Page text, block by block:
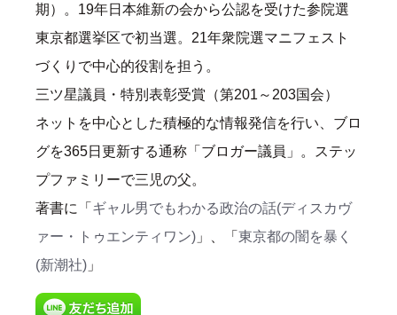
期）。19年日本維新の会から公認を受けた参院選
東京都選挙区で初当選。21年衆院選マニフェスト
づくりで中心的役割を担う。
三ツ星議員・特別表彰受賞（第201～203国会）
ネットを中心とした積極的な情報発信を行い、ブロ
グを365日更新する通称「ブロガー議員」。ステッ
プファミリーで三児の父。
著書に「 ギャル男でもわかる政治の話(ディスカヴ
ァー・トゥエンティワン) 」、「 東京都の闇を暴く
(新潮社) 」